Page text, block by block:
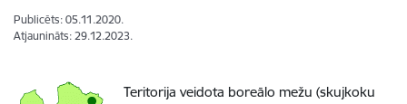
Publicēts: 05.11.2020.
Atjaunināts: 29.12.2023.
Teritorija veidota boreālo mežu (skujkoku